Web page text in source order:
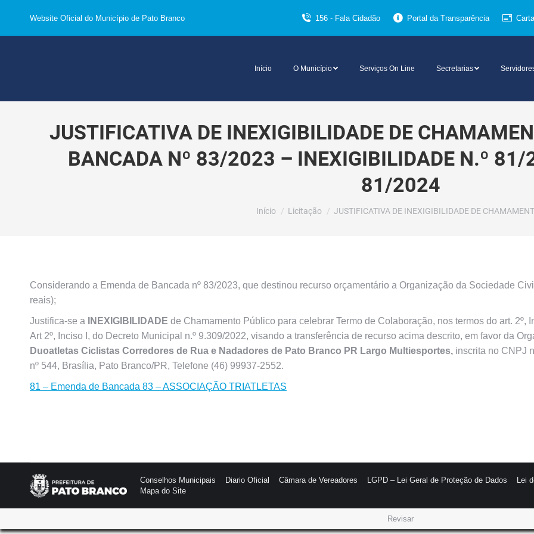
Website Oficial do Município de Pato Branco 156 - Fala Cidadão Portal da Transparência
Início O Município Serviços On Line Secretarias
JUSTIFICATIVA DE INEXIGIBILIDADE DE
BANCADA Nº 83/2023 – INEXIGIBILIDADE N.º 81/
81/2024
Você está aqui:
Início Licitação JUSTIFICATIVA DE INEXIGIBILIDADE DE
Considerando a Emenda de Bancada nº 83/2023, que destinou recurso orçamentário a Organização da Sociedade
reais);
Justifica-se a INEXIGIBILIDADE de Chamamento Público para celebrar Termo de Colaboração, nos termos do art. 2º,
Art 2º, Inciso I, do Decreto Municipal n.º 9.309/2022, visando a transferência de recurso acima descrito, em favor da
Duoatletas Ciclistas Corredores de Rua e Nadadores de Pato Branco PR Largo Multiesportes, inscrita no CNPJ
nº 544, Brasília, Pato Branco/PR, Telefone (46) 99937-2552.
81 – Emenda de Bancada 83 – ASSOCIAÇÃO TRIATLETAS
Conselhos Municipais Diario Oficial Câmara de Vereadores LGPD – Lei Geral de Proteção de Dados Lei
Mapa do Site
Revisar